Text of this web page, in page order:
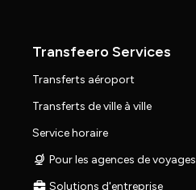
Transfeero Services
Transferts aéroport
Transferts de ville à ville
Service horaire
Pour les agences de voyages
Solutions d'entreprise